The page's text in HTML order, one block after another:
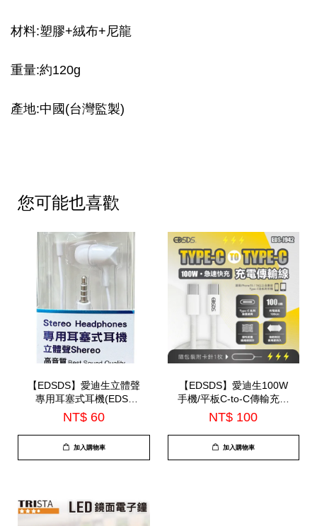
材料:塑膠+絨布+尼龍
重量:約120g
產地:中國(台灣監製)
您可能也喜歡
【EDSDS】愛迪生立體聲
專用耳塞式耳機(EDS-
C514)
NT$ 60
加入購物車
【EDSDS】愛迪生100W
手機/平板C-to-C傳輸充電
線(EDS-J942)
NT$ 100
加入購物車